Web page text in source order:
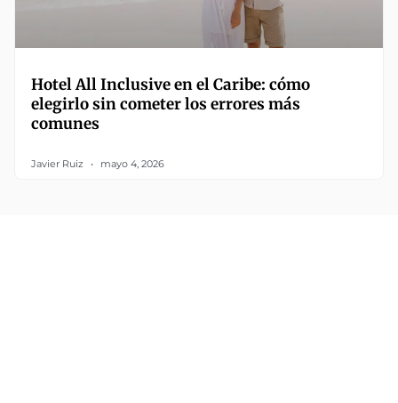
Hotel All Inclusive en el Caribe: cómo
elegirlo sin cometer los errores más
comunes
Javier Ruiz mayo 4, 2026